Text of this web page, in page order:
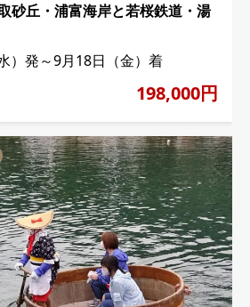
砂丘・浦富海岸と若桜鉄道・湯
）発～9月18日（金）着
198,000円